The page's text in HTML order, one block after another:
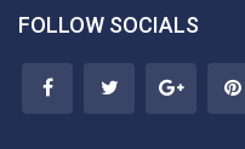
FOLLOW SOCIALS